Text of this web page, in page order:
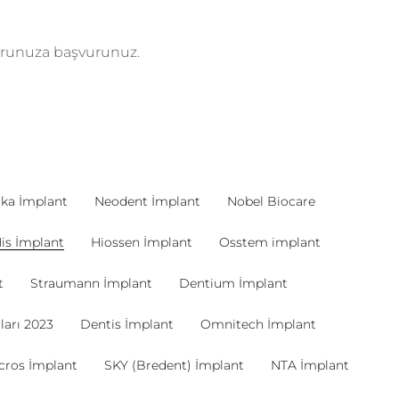
başvurunuz.
İmplant Neodent İmplant Nobel Biocare
İmplant Hiossen İmplant Osstem implant
Straumann İmplant Dentium İmplant
2023 Dentis İmplant Omnitech İmplant
İmplant SKY (Bredent) İmplant NTA İmplant